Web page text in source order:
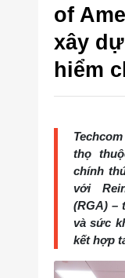
of
xây
hiểm
thọ
chính
với
(RGA) –
và sức
kết hợp